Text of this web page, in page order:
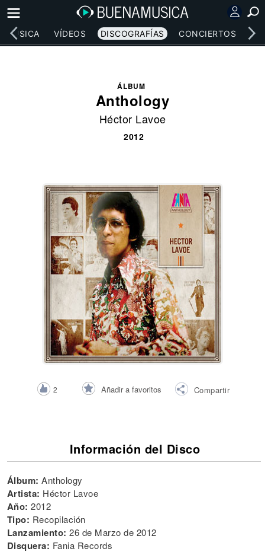
MÚSICA VÍDEOS DISCOGRAFÍAS CONCIERTOS
ÁLBUM
Anthology
Héctor Lavoe
2012
2 Añadir a favoritos Compartir
Información del Disco
Álbum: Anthology
Artista: Héctor Lavoe
Año: 2012
Tipo: Recopilación
Lanzamiento: 26 de Marzo de 2012
Disquera: Fania Records